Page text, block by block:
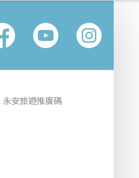
永安旅遊推廣碼